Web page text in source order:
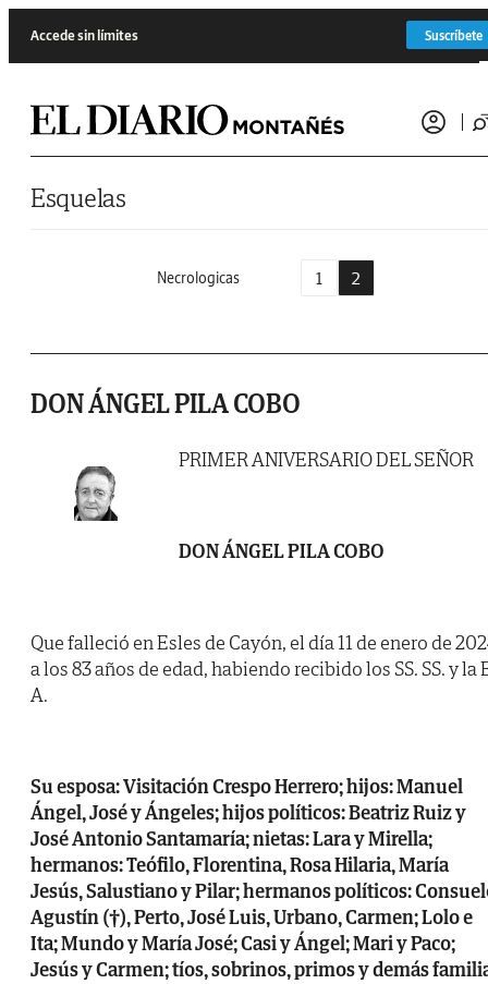
Accede sin límites Suscríbete
Esquelas
Necrologicas 1 2
DON ÁNGEL PILA COBO
PRIMER ANIVERSARIO DEL SEÑOR
DON ÁNGEL PILA COBO
Que falleció en Esles de Cayón, el día 11 de enero de
a los 83 años de edad, habiendo recibido los SS. SS. y la
A.
Su esposa: Visitación Crespo Herrero; hijos: Manuel
Ángel, José y Ángeles; hijos políticos: Beatriz Ruiz y
José Antonio Santamaría; nietas: Lara y Mirella;
hermanos: Teófilo, Florentina, Rosa Hilaria, María
Jesús, Salustiano y Pilar; hermanos políticos:
Agustín (†), Perto, José Luis, Urbano, Carmen; Lolo e
Ita; Mundo y María José; Casi y Ángel; Mari y Paco;
Jesús y Carmen; tíos, sobrinos, primos y demás